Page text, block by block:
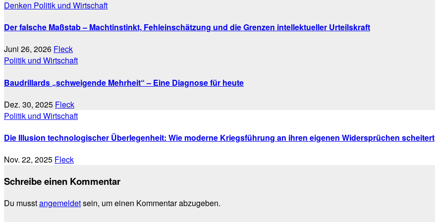
Denken Politik und Wirtschaft
Der falsche Maßstab – Machtinstinkt, Fehleinschätzung und die Grenzen intellektueller Urteilskraft
Juni 26, 2026 Fleck
Politik und Wirtschaft
Baudrillards „schweigende Mehrheit“ – Eine Diagnose für heute
Dez. 30, 2025 Fleck
Politik und Wirtschaft
Die Illusion technologischer Überlegenheit: Wie moderne Kriegsführung an ihren eigenen Widersprüchen scheitert
Nov. 22, 2025 Fleck
Schreibe einen Kommentar
Du musstangemeldetsein, um einen Kommentar abzugeben.